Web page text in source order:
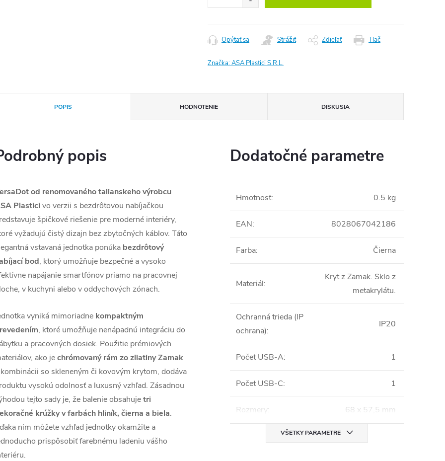
Tlač
Opýtať sa Strážiť Zdieľať
Značka:ASA Plastici S.R.L.
POPIS HODNOTENIE DISKUSIA
popis
od renomovaného talianskeho výrobcu
Plastici vo verzii s bezdrôtovou nabíjačkou
špičkové riešenie pre moderné interiéry,
vyžadujú čistý dizajn bez zbytočných káblov. Táto
vstavaná jednotka ponúka bezdrôtový
bod, ktorý umožňuje bezpečné a vysoko
napájanie smartfónov priamo na pracovnej
v kuchyni alebo v oddychových zónach.
vyniká mimoriadne kompaktným
, ktoré umožňuje nenápadnú integráciu do
a pracovných dosiek. Použitie prémiových
ako jechrómovaný rám zo zliatiny Zamak
so skleneným či kovovým krytom, dodáva
vysokú odolnosť a luxusný vzhľad. Zásadnou
tejto sady je, že balenie obsahujetri
krúžky v farbách hliník, čierna a biela.
nim môžete vzhľad jednotky okamžite a
prispôsobiť farebnému ladeniu vášho
Dodatočné parametre
Hmotnosť: 0.5 kg
EAN: 8028067042186
Farba: Čierna
Materiál:
Kryt z Zamak. Sklo z
metakrylátu.
Ochranná trieda (IP
ochrana):
IP20
Počet USB-A: 1
Počet USB-C: 1
Rozmery: 68 x 57,5 mm
VŠETKY PARAMETRE